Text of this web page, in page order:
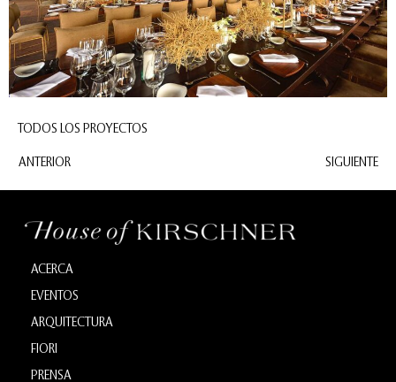
TODOS LOS PROYECTOS
SIGUIENTE
ANTERIOR
ACERCA
EVENTOS
ARQUITECTURA
FIORI
PRENSA